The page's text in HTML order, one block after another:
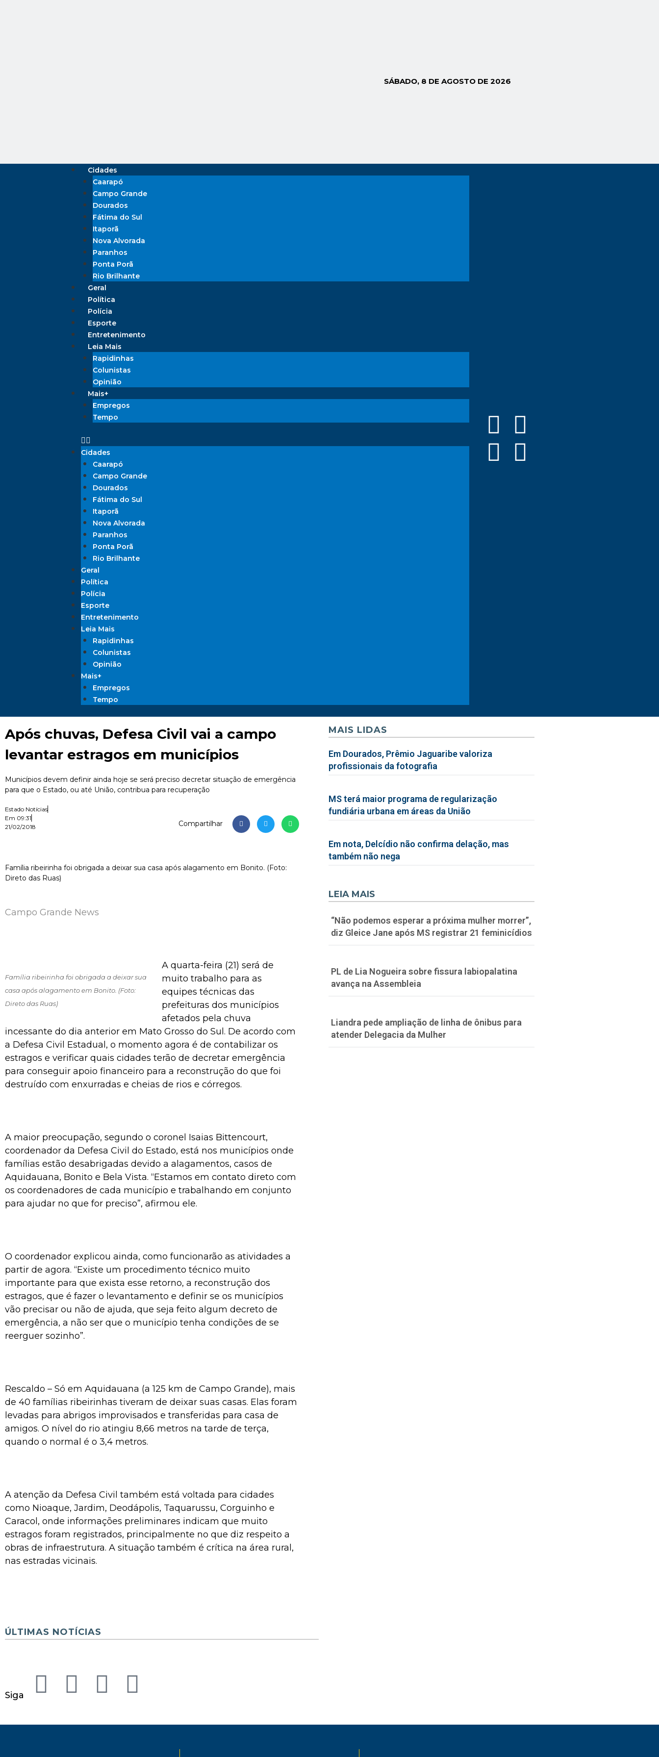
SÁBADO, 8 DE AGOSTO DE 2026
Cidades
Caarapó
Campo Grande
Dourados
Fátima do Sul
Itaporã
Nova Alvorada
Paranhos
Ponta Porã
Rio Brilhante
Geral
Política
Polícia
Esporte
Entretenimento
Leia Mais
Rapidinhas
Colunistas
Opinião
Mais+
Empregos
Tempo
Cidades
Caarapó
Campo Grande
Dourados
Fátima do Sul
Itaporã
Nova Alvorada
Paranhos
Ponta Porã
Rio Brilhante
Geral
Política
Polícia
Esporte
Entretenimento
Leia Mais
Rapidinhas
Colunistas
Opinião
Mais+
Empregos
Tempo
Após chuvas, Defesa Civil vai a campo
levantar estragos em municípios
Municípios devem definir ainda hoje se será preciso decretar situação de emergência
para que o Estado, ou até União, contribua para recuperação
Estado Notícias
Em 09:31
21/02/2018
Compartilhar
Família ribeirinha foi obrigada a deixar sua casa após alagamento em Bonito. (Foto:
Direto das Ruas)
Campo Grande News
Família ribeirinha foi obrigada a deixar sua
casa após alagamento em Bonito. (Foto:
Direto das Ruas)
A quarta-feira (21) será de
muito trabalho para as
equipes técnicas das
prefeituras dos municípios
afetados pela chuva
incessante do dia anterior em Mato Grosso do Sul. De acordo com
a Defesa Civil Estadual, o momento agora é de contabilizar os
estragos e verificar quais cidades terão de decretar emergência
para conseguir apoio financeiro para a reconstrução do que foi
destruído com enxurradas e cheias de rios e córregos.
A maior preocupação, segundo o coronel Isaias Bittencourt,
coordenador da Defesa Civil do Estado, está nos municípios onde
famílias estão desabrigadas devido a alagamentos, casos de
Aquidauana, Bonito e Bela Vista. “Estamos em contato direto com
os coordenadores de cada município e trabalhando em conjunto
para ajudar no que for preciso”, afirmou ele.
O coordenador explicou ainda, como funcionarão as atividades a
partir de agora. “Existe um procedimento técnico muito
importante para que exista esse retorno, a reconstrução dos
estragos, que é fazer o levantamento e definir se os municípios
vão precisar ou não de ajuda, que seja feito algum decreto de
emergência, a não ser que o município tenha condições de se
reerguer sozinho”.
Rescaldo – Só em Aquidauana (a 125 km de Campo Grande), mais
de 40 famílias ribeirinhas tiveram de deixar suas casas. Elas foram
levadas para abrigos improvisados e transferidas para casa de
amigos. O nível do rio atingiu 8,66 metros na tarde de terça,
quando o normal é o 3,4 metros.
A atenção da Defesa Civil também está voltada para cidades
como Nioaque, Jardim, Deodápolis, Taquarussu, Corguinho e
Caracol, onde informações preliminares indicam que muito
estragos foram registrados, principalmente no que diz respeito a
obras de infraestrutura. A situação também é crítica na área rural,
nas estradas vicinais.
MAIS LIDAS
Em Dourados, Prêmio Jaguaribe valoriza
profissionais da fotografia
MS terá maior programa de regularização
fundiária urbana em áreas da União
Em nota, Delcídio não confirma delação, mas
também não nega
LEIA MAIS
“Não podemos esperar a próxima mulher morrer”,
diz Gleice Jane após MS registrar 21 feminicídios
PL de Lia Nogueira sobre fissura labiopalatina
avança na Assembleia
Liandra pede ampliação de linha de ônibus para
atender Delegacia da Mulher
ÚLTIMAS NOTÍCIAS
Siga